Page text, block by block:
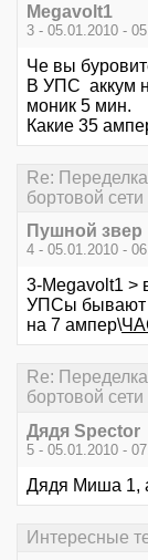
Megavolt1
3 - 05.01.2010 -
Че вы
В УПС аккум
моник 5 мин.
Какие 35
Re:
бортовой
Пушной звер
4 - 05.01.2010 -
3-Megavolt1 >
УПСы бывают
на 7 ампер\
Re:
бортовой
Дядя Speсtor
5 - 05.01.2010 -
Дядя Миша 1, а
Интересные